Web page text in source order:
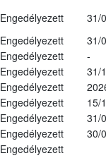
Engedélyezett
31/
Engedélyezett
31/
Engedélyezett
-
Engedélyezett
31/
Engedélyezett
Engedélyezett
15/
Engedélyezett
31/
Engedélyezett
30/
Engedélyezett